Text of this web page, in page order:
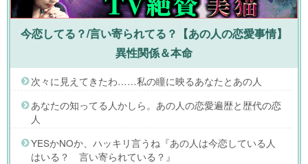
今恋してる？/言い寄られてる？【あの人の恋愛事情】
異性関係＆本命
次々に見えてきたわ……私の瞳に映るあなたとあの人
あなたの知ってる人かしら。あの人の恋愛遍歴と歴代の恋
人
YESかNOか、ハッキリ言うね『あの人は今恋している人
はいる？ 言い寄られている？』